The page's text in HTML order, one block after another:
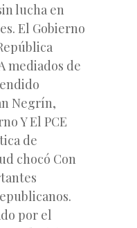
lucha en
El Gobierno
mediados de
Negrín,
Y El PCE
de
chocó Con
por el